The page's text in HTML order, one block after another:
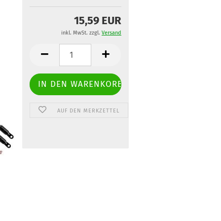
15,59 EUR
inkl. MwSt. zzgl. Versand
AUF DEN MERKZETTEL